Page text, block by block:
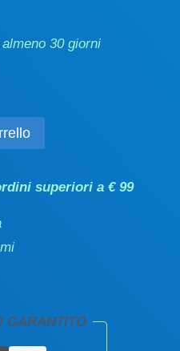
30 giorni
superiori a € 99
GARANTITO